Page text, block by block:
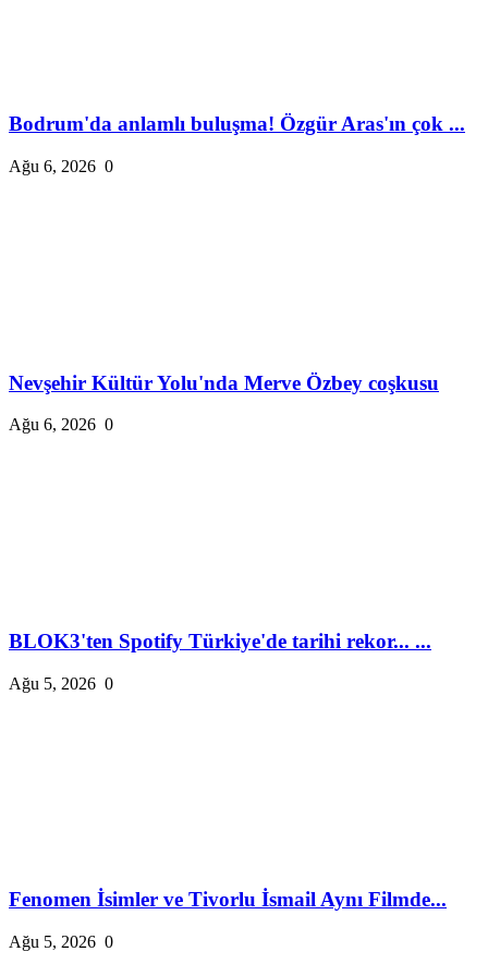
Bodrum'da anlamlı buluşma! Özgür Aras'ın çok ...
Ağu 6, 2026 0
Nevşehir Kültür Yolu'nda Merve Özbey coşkusu
Ağu 6, 2026 0
BLOK3'ten Spotify Türkiye'de tarihi rekor... ...
Ağu 5, 2026 0
Fenomen İsimler ve Tivorlu İsmail Aynı Filmde...
Ağu 5, 2026 0